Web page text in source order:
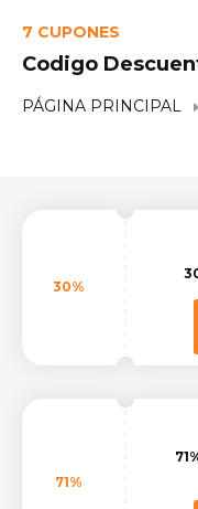
7 CUPONES
Codigo
PÁGINA PRINCIPAL
30%
71%